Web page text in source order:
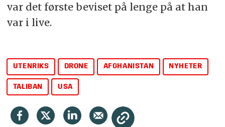
var det første beviset på lenge på at han
var i live.
UTENRIKS DRONE AFGHANISTAN NYHETER
TALIBAN USA